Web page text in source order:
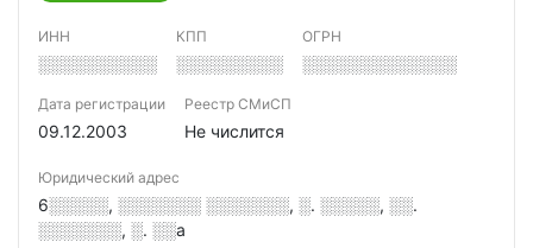
ИНН
░░░░░░░░░░
КПП
░░░░░░░░░
ОГРН
░░░░░░░░░░░░░
Дата регистрации
09.12.2003
Реестр СМиСП
Не числится
Юридический адрес
6░░░░░, ░░░░░░░ ░░░░░░░, ░. ░░░░░, ░░.
░░░░░░░, ░. ░░а